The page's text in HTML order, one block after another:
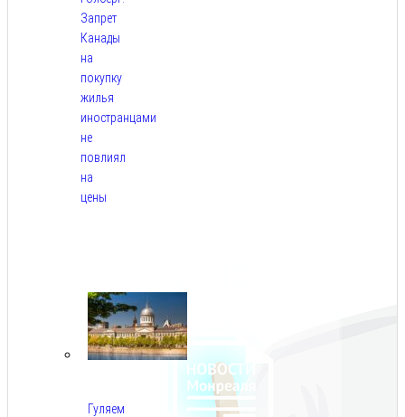
Запрет
Канады
на
покупку
жилья
иностранцами
не
повлиял
на
цены
Гуляем